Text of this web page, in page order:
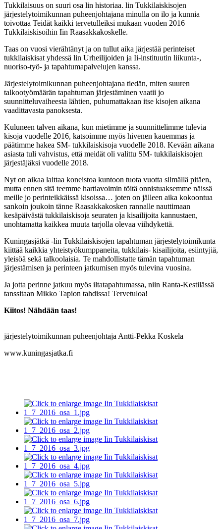
Tukkilaisuus on suuri osa lin historiaa. lin Tukkilaiskisojen
järjestelytoimikunnan puheenjohtajana minulla on ilo ja kunnia
toivottaa Teidät kaikki tervetulleiksi mukaan vuoden 2016
Tukkilaiskisoihin Iin Raasakkakoskelle.
Taas on vuosi vierähtänyt ja on tullut aika järjestää perinteiset
tukkilaiskisat yhdessä lin Urheilijoiden ja Ii-instituutin liikunta-,
nuoriso-työ- ja tapahtumapalvelujen kanssa.
Järjestelytoimikunnan puheenjohtajana tiedän, miten suuren
talkootyömäärän tapahtuman järjestäminen vaatii jo
suunnitteluvaiheesta lähtien, puhumattakaan itse kisojen aikana
vaadittavasta panoksesta.
Kuluneen talven aikana, kun mietimme ja suunnittelimme tulevia
kisoja vuodelle 2016, katsoimme myös hivenen kauemmas ja
päätimme hakea SM- tukkilaiskisoja vuodelle 2018. Kevään aikana
asiasta tuli vahvistus, että meidät oli valittu SM- tukkilaiskisojen
järjestäjäksi vuodelle 2018.
Nyt on aikaa laittaa koneistoa kuntoon tuota vuotta silmällä pitäen,
mutta ennen sitä teemme hartiavoimin töitä onnistuaksemme näissä
meille jo perinteikkäissä kisoissa… joten on jälleen aika kokoontua
sankoin joukoin tänne Raasakkakosken rannalle nauttimaan
kesäpäivästä tukkilaiskisoja seuraten ja kisailijoita kannustaen,
unohtamatta kaikkea muuta tarjolla olevaa viihdykettä.
Kuningasjätkä -lin Tukkilaiskisojen tapahtuman järjestelytoimikunta
kiittää kaikkia yhteistyökumppaneita, tukkilais- kisailijoita, esiintyjiä,
yleisöä sekä talkoolaisia. Te mahdollistatte tämän tapahtuman
järjestämisen ja perinteen jatkumisen myös tulevina vuosina.
Ja jotta perinne jatkuu myös iltatapahtumassa, niin Ranta-Kestilässä
tanssitaan Mikko Tapion tahdissa! Tervetuloa!
Kiitos! Nähdään taas!
järjestelytoimikunnan puheenjohtaja Antti-Pekka Koskela
www.kuningasjatka.fi